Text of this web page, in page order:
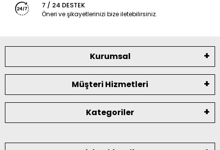
7 / 24 DESTEK
Öneri ve şikayetlerinizi bize iletebilirsiniz.
Kurumsal
Müşteri Hizmetleri
Kategoriler